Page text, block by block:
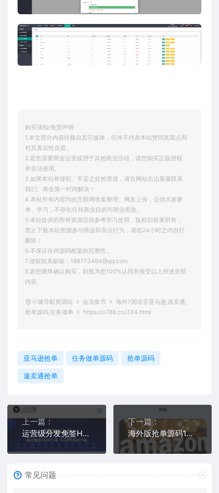
购买须知/免责声明
1.本文部分内容转载自其它媒体，但并不代表本站赞同其观点和
对其真实性负责。
2.若您需要商业运营或用于其他商业活动，请您购买正版授权
并合法使用。
3.如果本站有侵犯、不妥之处的资源，请在网站右边客服联系
我们。将会第一时间解决！
4.本站所有内容均由互联网收集整理、网友上传，仅供大家参
考、学习，不存在任何商业目的与商业用途。
5.本站提供的所有资源仅供参考学习使用，版权归原著所有，
禁止下载本站资源参与商业和非法行为，请在24小时之内自行
删除！
6.不保证任何源码框架的完整性。
7.侵权联系邮箱：188773464@qq.com
8.若您最终确认购买，则视为您100%认同并接受以上所述全部
内容。
小璐导航资源站 会员集市
海外7国语言亚马逊,速卖通,
抢单源码,任务做单
https://o789.cn/334.html
亚马逊抢单 任务做单源码 抢单源码
速卖通抢单
上一篇：
运营级分发免签H5网址封装打包apk安卓ipa苹果app封装分发系统
下一篇：
海外版抢单源码16国多语言任务抢单商城
常见问题